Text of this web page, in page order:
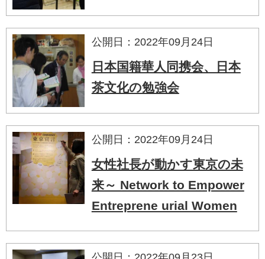
公開日：2022年09月24日
日本国籍華人同携会、日本
茶文化の勉強会
公開日：2022年09月24日
女性社長が動かす東京の未
来～ Network to Empower
Entreprene urial Women